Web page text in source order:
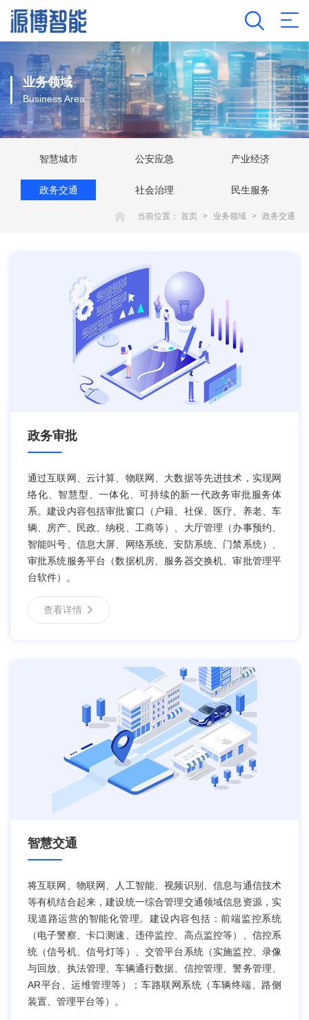
业务领域
Business Area
智慧城市 公安应急 产业经济
政务交通 社会治理 民生服务
当前位置： 首页 > 业务领域 > 政务交通
政务审批
通过互联网、云计算、物联网、大数据等先进技术，实现网
络化、智慧型、一体化、可持续的新一代政务审批服务体
系。建设内容包括审批窗口（户籍、社保、医疗、养老、车
辆、房产、民政、纳税、工商等）、大厅管理（办事预约、
智能叫号、信息大屏、网络系统、安防系统、门禁系统）、
审批系统服务平台（数据机房、服务器交换机、审批管理平
台软件）。
查看详情
智慧交通
将互联网、物联网、人工智能、视频识别、信息与通信技术
等有机结合起来，建设统一综合管理交通领域信息资源，实
现道路运营的智能化管理。建设内容包括：前端监控系统
（电子警察、卡口测速、违停监控、高点监控等）、信控系
统（信号机、信号灯等）、交管平台系统（实施监控、录像
与回放、执法管理、车辆通行数据、信控管理、警务管理、
AR平台、运维管理等）；车路联网系统（车辆终端、路侧
装置、管理平台等）。